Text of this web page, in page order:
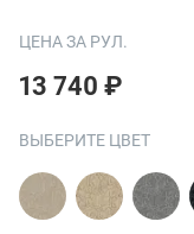
ЦЕНА ЗА РУЛ.
13 740 ₽
ВЫБЕРИТЕ ЦВЕТ